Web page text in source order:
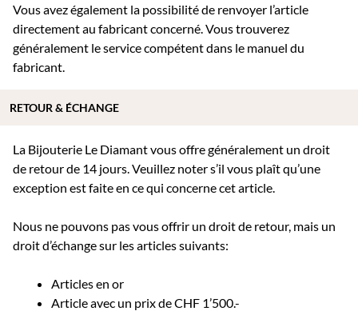
Vous avez également la possibilité de renvoyer l’article
directement au fabricant concerné. Vous trouverez
généralement le service compétent dans le manuel du
fabricant.
La Bijouterie Le Diamant vous offre généralement un droit
de retour de 14 jours. Veuillez noter s’il vous plaît qu’une
exception est faite en ce qui concerne cet article.
Nous ne pouvons pas vous offrir un droit de retour, mais un
droit d’échange sur les articles suivants:
Articles en or
Article avec un prix de CHF 1’500.-
RETOUR & ÉCHANGE